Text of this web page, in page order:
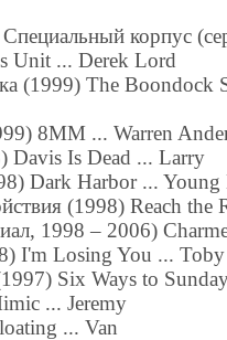
корпус
Unit ... Derek Lord
(1999) The Boondock
8MM ... Warren
Is Dead ... Larry
Dark Harbor ... Young
(1998) Reach the
1998 – 2006)
I'm Losing You ... Toby
Six Ways to
... Jeremy
... Van